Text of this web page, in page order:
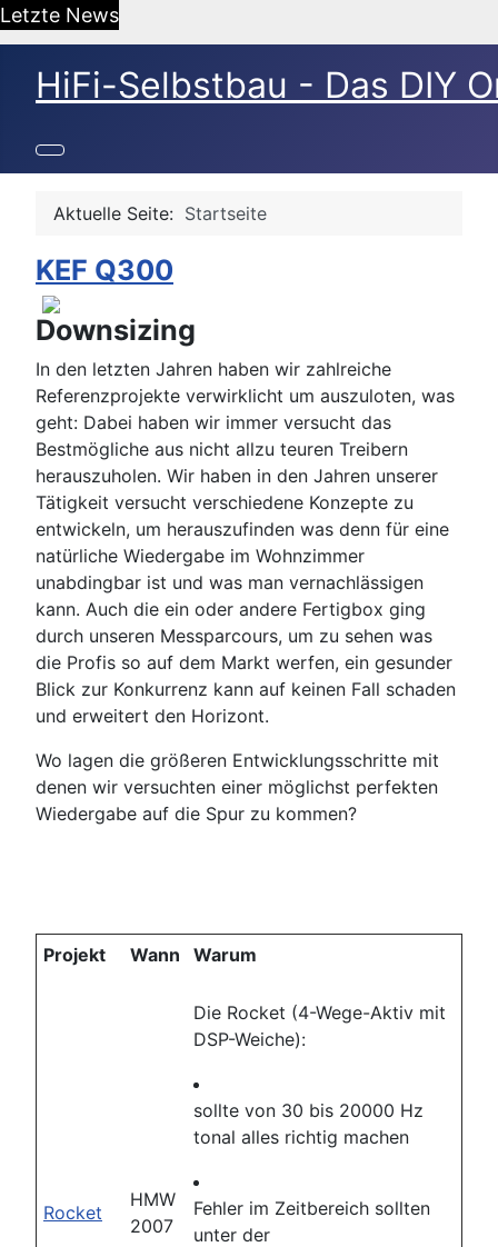
Letzte News
HiFi-Selbstbau - Das DIY
Aktuelle Seite: Startseite
KEF Q300
Downsizing
In den letzten Jahren haben wir zahlreiche
Referenzprojekte verwirklicht um auszuloten, was
geht: Dabei haben wir immer versucht das
Bestmögliche aus nicht allzu teuren Treibern
herauszuholen. Wir haben in den Jahren unserer
Tätigkeit versucht verschiedene Konzepte zu
entwickeln, um herauszufinden was denn für eine
natürliche Wiedergabe im Wohnzimmer
unabdingbar ist und was man vernachlässigen
kann. Auch die ein oder andere Fertigbox ging
durch unseren Messparcours, um zu sehen was
die Profis so auf dem Markt werfen, ein gesunder
Blick zur Konkurrenz kann auf keinen Fall schaden
und erweitert den Horizont.
Wo lagen die größeren Entwicklungsschritte mit
denen wir versuchten einer möglichst perfekten
Wiedergabe auf die Spur zu kommen?
Projekt Wann Warum
Rocket
HMW
2007
Die Rocket (4-Wege-Aktiv mit
DSP-Weiche):
sollte von 30 bis 20000 Hz
tonal alles richtig machen
Fehler im Zeitbereich sollten
unter der